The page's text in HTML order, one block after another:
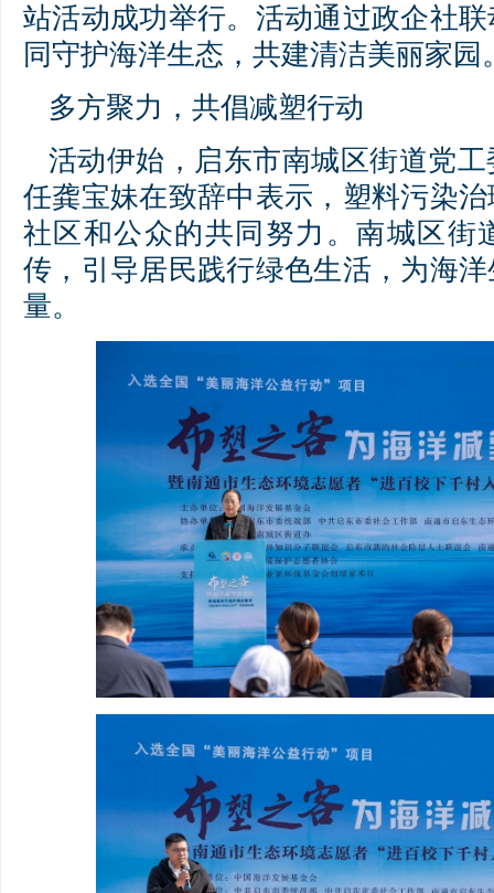
站活动成功举行。活动通过政企社
同守护海洋生态，共建清洁美丽家园
多方聚力，共倡减塑行动
活动伊始，启东市南城区街道党
任龚宝妹在致辞中表示，塑料污染
社区和公众的共同努力。南城区街
传，引导居民践行绿色生活，为海
量。